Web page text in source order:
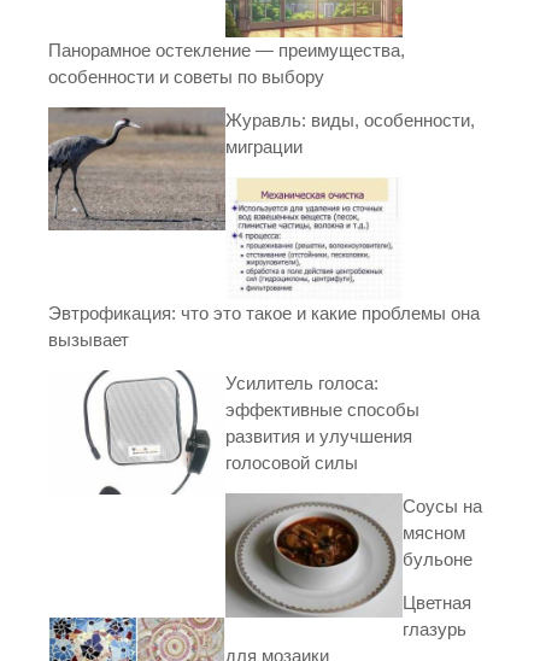
Панорамное остекление — преимущества,
особенности и советы по выбору
Журавль: виды, особенности,
миграции
Эвтрофикация: что это такое и какие проблемы она
вызывает
Усилитель голоса:
эффективные способы
развития и улучшения
голосовой силы
Соусы на
мясном
бульоне
Цветная
глазурь
для мозаики